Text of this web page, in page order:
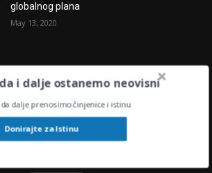
globalnog plana
May 13, 2020
“U središtu oluje” : KAMO IDU HRVATSKAI
SVIJET U 2024.?
November 28, 2023
i dalje ostanemo neovisni
dalje prenosimo činjenice i istinu
Donirajte za Istinu